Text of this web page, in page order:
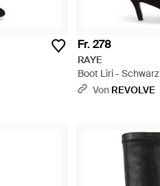
Fr. 278
RAYE
Boot Liri - Schwarz
Von REVOLVE